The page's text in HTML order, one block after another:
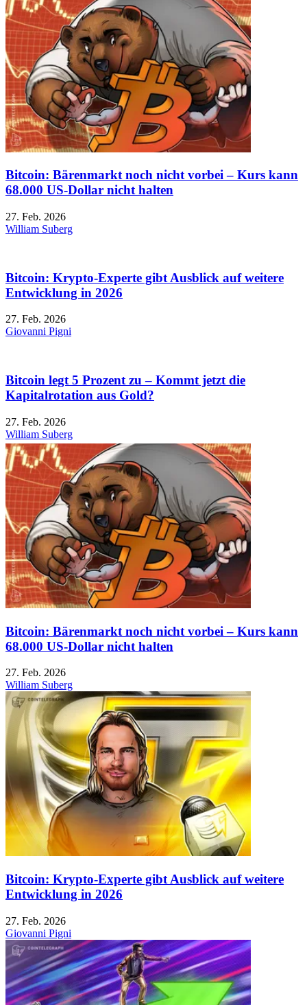
Bitcoin: Bärenmarkt noch nicht vorbei – Kurs kann
68.000 US-Dollar nicht halten
27. Feb. 2026
William Suberg
Bitcoin: Krypto-Experte gibt Ausblick auf weitere
Entwicklung in 2026
27. Feb. 2026
Giovanni Pigni
Bitcoin legt 5 Prozent zu – Kommt jetzt die
Kapitalrotation aus Gold?
27. Feb. 2026
William Suberg
Bitcoin: Bärenmarkt noch nicht vorbei – Kurs kann
68.000 US-Dollar nicht halten
27. Feb. 2026
William Suberg
Bitcoin: Krypto-Experte gibt Ausblick auf weitere
Entwicklung in 2026
27. Feb. 2026
Giovanni Pigni